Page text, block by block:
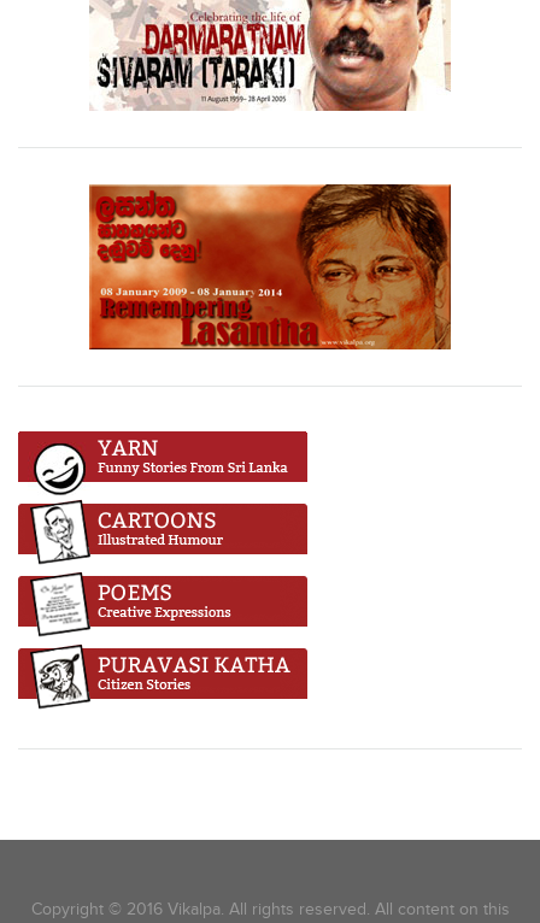
Copyright © 2016 Vikalpa. All rights reserved. All content on this